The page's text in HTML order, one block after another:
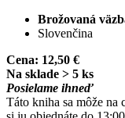
Brožovaná
Slovenčina
Cena: 12,50 €
Na sklade > 5 ks
Posielame ihneď
Táto kniha sa môže